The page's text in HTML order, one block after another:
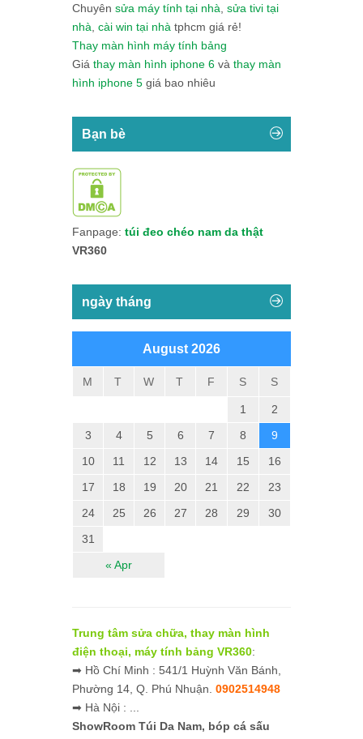
Chuyên sửa máy tính tại nhà sửa tivi tại
nhà cài win tại nhà tphcm giá rẻ!
Thay màn hình máy tính bảng
Giá thay màn hình iphone 6 và thay màn
hình iphone 5 giá bao nhiêu
Bạn bè
Fanpage: túi đeo chéo nam da thật
VR360
ngày tháng
August 2026
M T W T F S S
« Apr
1
2
3
4 5 6 7 8
9
10
11 12 13 14 15
16
17
18 19 20 21 22
23
24
25 26 27 28 29
30
31
Trung tâm sửa chữa, thay màn hình
điện thoại, máy tính bảng VR360:
➡ Hồ Chí Minh : 541/1 Huỳnh Văn Bánh,
Phường 14, Q. Phú Nhuận. 0902514948
➡ Hà Nội : ...
ShowRoom Túi Da Nam, bóp cá sấu